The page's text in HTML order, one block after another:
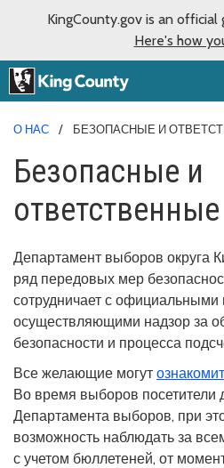
KingCounty.gov is an
Here's how
О НАС БЕЗОПАСНЫЕ И
Безопасные и
Департамент выборов округа
ряд передовых мер
сотрудничает с официальными
осуществляющими надзор за
безопасности и процесса
Все желающие могут
Во время выборов посетители
Департамента выборов, при
возможность наблюдать за
с учетом бюллетеней, от